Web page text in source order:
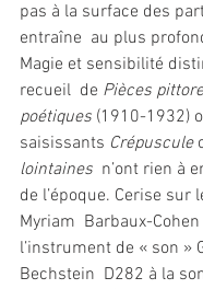
pas à la surface des
entraîne  au plus
Magie et sensibilité
recueil  de Pièces
poétiques (1910-1932)
saisissants Crépuscule
lointaines
n’ont rien à
de l’époque. Cerise sur
Myriam  Barbaux-
l’instrument de « son »
Bechstein  D282 à la